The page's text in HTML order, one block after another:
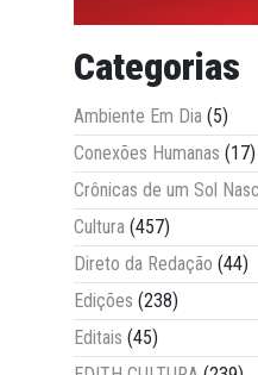
Categorias
Ambiente Em Dia (5)
Conexões Humanas (17)
Crônicas de um Sol
Cultura (457)
Direto da Redação (44)
Edições (238)
Editais (45)